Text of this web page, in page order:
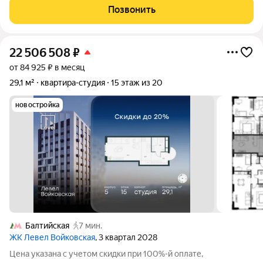
электрический. Есть большой шкаф в прихожей. 1 взрослый
собственник. Нет зарегистрированных. Всё
Позвонить
22 506 508₽
от 84 925 ₽ в месяц
29,1 м²
квартира-студия 15 этаж из 20
новостройка
Балтийская
7 мин.
ЖК Левел Войковская, 3 квартал 2028
Цена указана с учетом скидки при 100%-й оплате,